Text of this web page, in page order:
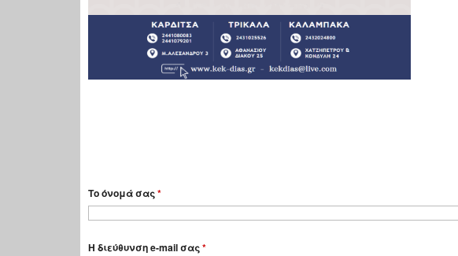
Το όνομά σας*
Η διεύθυνση e-mail σας*